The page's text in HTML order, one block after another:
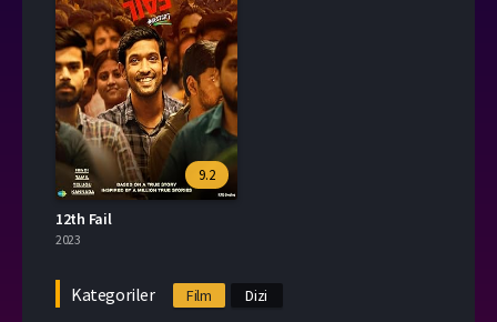
9.2
12th Fail
2023
Kategoriler Film Dizi